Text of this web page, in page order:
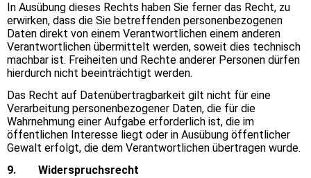
In Ausübung dieses Rechts haben Sie ferner das Recht, zu
erwirken, dass die Sie betreffenden personenbezogenen
Daten direkt von einem Verantwortlichen einem anderen
Verantwortlichen übermittelt werden, soweit dies technisch
machbar ist. Freiheiten und Rechte anderer Personen dürfen
hierdurch nicht beeinträchtigt werden.
Das Recht auf Datenübertragbarkeit gilt nicht für eine
Verarbeitung personenbezogener Daten, die für die
Wahrnehmung einer Aufgabe erforderlich ist, die im
öffentlichen Interesse liegt oder in Ausübung öffentlicher
Gewalt erfolgt, die dem Verantwortlichen übertragen wurde.
9. Widerspruchsrecht